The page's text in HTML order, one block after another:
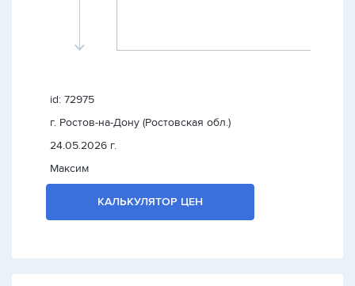
id: 72975
г. Ростов-на-Дону (Ростовская обл.)
24.05.2026 г.
Максим
КАЛЬКУЛЯТОР ЦЕН